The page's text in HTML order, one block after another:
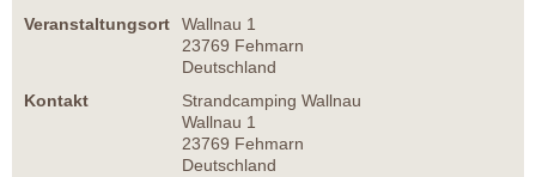
Veranstaltungsort
Wallnau 1
23769 Fehmarn
Deutschland
Kontakt
Strandcamping Wallnau
Wallnau 1
23769 Fehmarn
Deutschland